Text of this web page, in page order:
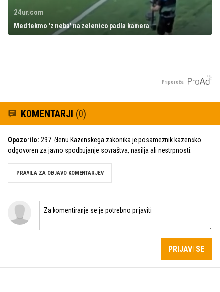
24ur.com
Med tekmo 'z neba' na zelenico padla kamera
Priporoča
KOMENTARJI (0)
Opozorilo: 297. členu Kazenskega zakonika je posameznik kazensko
odgovoren za javno spodbujanje sovraštva, nasilja ali nestrpnosti.
PRAVILA ZA OBJAVO KOMENTARJEV
PRIJAVI SE